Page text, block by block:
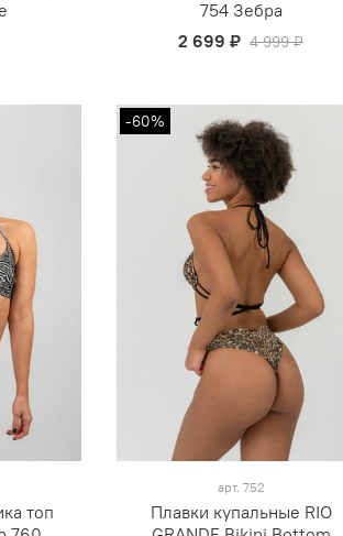
754 Зебра
2 699 ₽ 4 999 ₽
топ
-60%
арт. 752
Плавки купальные RIO